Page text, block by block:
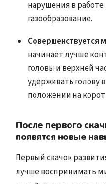
нарушения в
газообразование.
Совершенствуется
начинает лучше
головы и верхней
удерживать голову
положении на
После первого
появятся новые
Первый скачок
лучше воспринимать